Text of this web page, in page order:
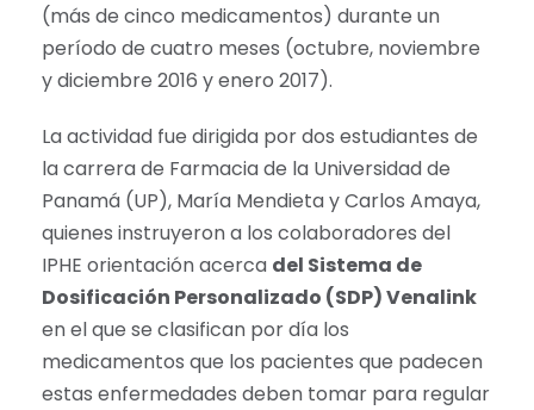
(más de cinco medicamentos) durante un
período de cuatro meses (octubre, noviembre
y diciembre 2016 y enero 2017).
La actividad fue dirigida por dos estudiantes de
la carrera de Farmacia de la Universidad de
Panamá (UP), María Mendieta y Carlos Amaya,
quienes instruyeron a los colaboradores del
IPHE orientación acerca del Sistema de
Dosificación Personalizado (SDP) Venalink
en el que se clasifican por día los
medicamentos que los pacientes que padecen
estas enfermedades deben tomar para regular